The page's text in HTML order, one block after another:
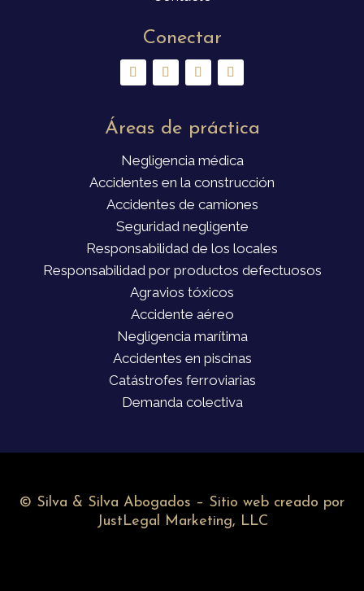
Conectar
Áreas de práctica
Negligencia médica
Accidentes en la construcción
Accidentes de camiones
Seguridad negligente
Responsabilidad de los locales
Responsabilidad por productos defectuosos
Agravios tóxicos
Accidente aéreo
Negligencia marítima
Accidentes en piscinas
Catástrofes ferroviarias
Demanda colectiva
© Silva & Silva Abogados – Sitio web creado por
JustLegal Marketing, LLC